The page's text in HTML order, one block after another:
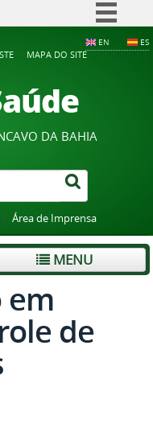
Participe
à informação
Legislação
Canais
EN ES
MAPA DO SITE
DA BAHIA
Área de Imprensa
MENU
em
de